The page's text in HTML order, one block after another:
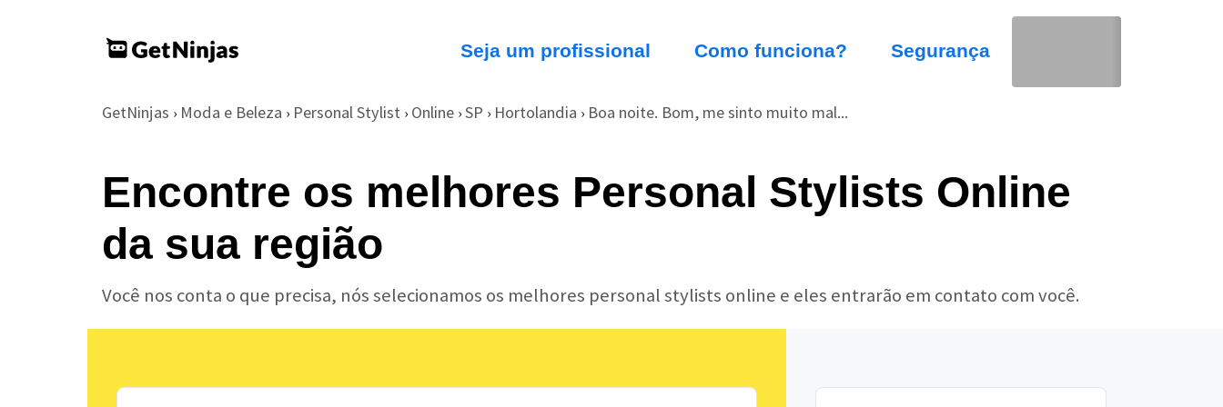
Seja um profissional Como funciona? Segurança
GetNinjas › Moda e Beleza › Personal Stylist › Online › SP › Hortolandia › Boa noite. Bom, me sinto muito mal...
Encontre os melhores Personal Stylists Online
da sua região
Você nos conta o que precisa, nós selecionamos os melhores personal stylists online e eles entrarão em contato com você.